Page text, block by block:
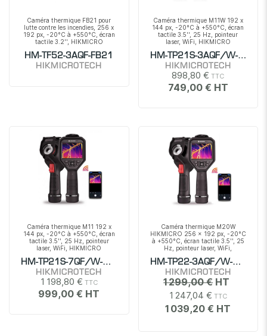
Caméra thermique FB21 pour
lutte contre les incendies, 256 x
192 px, -20°C à +550°C, écran
tactile 3.2'', HIKMICRO
HM-TF52-3AQF-FB21
HIKMICROTECH
Caméra thermique M11W 192 x
144 px, -20°C à +550°C, écran
tactile 3.5'', 25 Hz, pointeur
laser, WiFi, HIKMICRO
HM-TP21S-3AQF/W-M11W
HIKMICROTECH
898,80 €
749,00 €
Caméra thermique M11 192 x
144 px, -20°C à +550°C, écran
tactile 3.5'', 25 Hz, pointeur
laser, WiFi, HIKMICRO
HM-TP21S-7QF/W-M11
HIKMICROTECH
1 198,80 €
999,00 €
Caméra thermique M20W
HIKMICRO 256 x 192 px, -20°C
à +550°C, écran tactile 3.5'', 25
Hz, pointeur laser, WiFi,
HM-TP22-3AQF/W-M20W
HIKMICROTECH
1 247,04 €
1 039,20 €
1 299,00 €